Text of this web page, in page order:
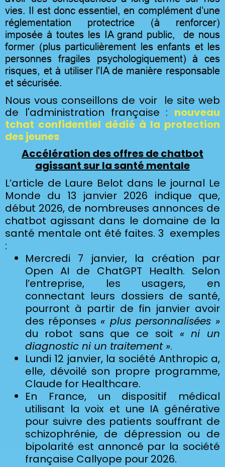
vies. Il est donc essentiel, en complément d’une
réglementation protectrice (à renforcer)
imposée à toutes les IA grand public, de nous
former (plus particulièrement les enfants et les
personnes fragiles psychologiquement) à ces
risques, et à utiliser l'IA de manière responsable
et sécurisée.
Nous vous conseillons de voir le site web
de l'administration française : nouveau
tchat confidentiel dédié à la protection
des jeunes
Accélération des offres de chatbot
agissant sur la santé mentale
L’article de Laure Belot dans le journal Le
Monde du 13 janvier 2026 indique que,
début 2026, de nombreuses annonces de
chatbot agissant dans le domaine de la
santé mentale ont été faites. 3 exemples
:
Mercredi 7 janvier, la création par
Open AI de ChatGPT Health. Selon
l’entreprise, les usagers, en
connectant leurs dossiers de santé,
pourront à partir de fin janvier avoir
des réponses « plus personnalisées »
du robot sans que ce soit « ni un
diagnostic ni un traitement ».
Lundi 12 janvier, la société Anthropic a,
elle, dévoilé son propre programme,
Claude for Healthcare.
En France, un dispositif médical
utilisant la voix et une IA générative
pour suivre des patients souffrant de
schizophrénie, de dépression ou de
bipolarité est annoncé par la société
française Callyope pour 2026.